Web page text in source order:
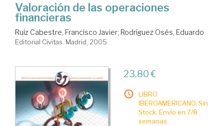
Valoración de las operaciones
financieras
Ruiz Cabestre, Francisco Javier; Rodríguez Osés, Eduardo
Editorial Civitas. Madrid, 2005
23,80 €
LIBRO
IBEROAMERICANO. Sin
Stock. Envío en 7/8
semanas.